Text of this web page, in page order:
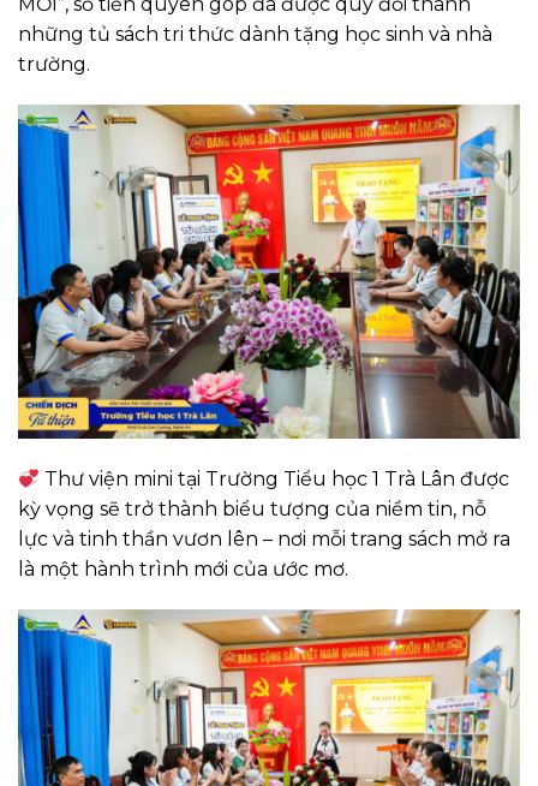
những tủ sách tri thức dành tặng học sinh và nhà
trường.
Thư viện mini tại Trường Tiểu học 1 Trà Lân được
kỳ vọng sẽ trở thành biểu tượng của niềm tin, nỗ
lực và tinh thần vươn lên – nơi mỗi trang sách mở ra
là một hành trình mới của ước mơ.